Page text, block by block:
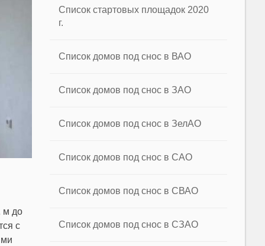
м до
с
Список стартовых площадок 2020
г.
Список домов под снос в ВАО
Список домов под снос в ЗАО
Список домов под снос в ЗелАО
Список домов под снос в САО
Список домов под снос в СВАО
Список домов под снос в СЗАО